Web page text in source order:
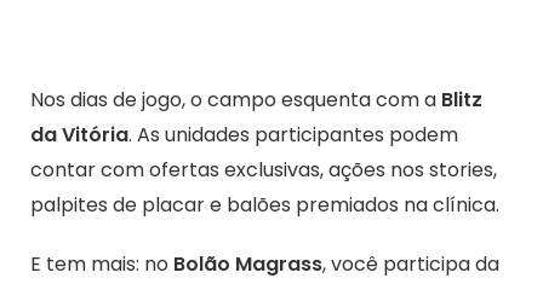
Nos dias de jogo, o campo esquenta com a Blitz
da Vitória. As unidades participantes podem
contar com ofertas exclusivas, ações nos stories,
palpites de placar e balões premiados na clínica.
E tem mais: no Bolão Magrass, você participa da